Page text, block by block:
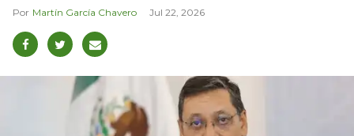
Martín García Chavero Jul 22, 2026